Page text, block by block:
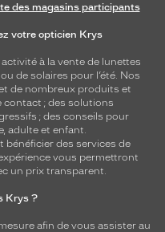
des magasins participants
votre opticien Krys
à la vente de lunettes
de solaires pour l’été. Nos
de nombreux produits et
contact ; des solutions
; des conseils pour
adulte et enfant.
bénéficier des services de
vous permettront
un prix transparent.
Krys ?
afin de vous assister au